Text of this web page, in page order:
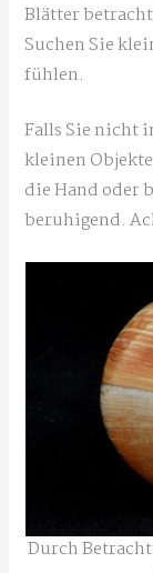
Blätter
Suchen Sie
fühlen.
Falls Sie nicht
kleinen
die Hand oder
beruhigend.
Durch